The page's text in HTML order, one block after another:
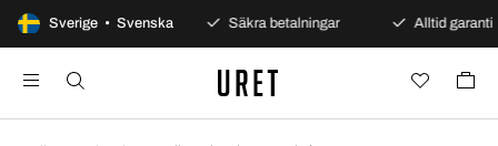
Sverige • Svenska
100 dagars öppet köp Säkra betalningar Alltid garanti